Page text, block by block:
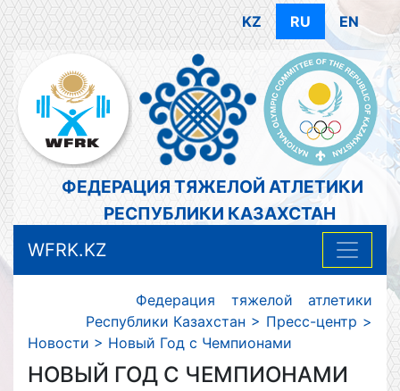
KZ RU EN
ФЕДЕРАЦИЯ ТЯЖЕЛОЙ АТЛЕТИКИ
РЕСПУБЛИКИ КАЗАХСТАН
WFRK.KZ
Федерация тяжелой атлетики
Республики Казахстан > Пресс-центр >
Новости > Новый Год с Чемпионами
НОВЫЙ ГОД С ЧЕМПИОНАМИ